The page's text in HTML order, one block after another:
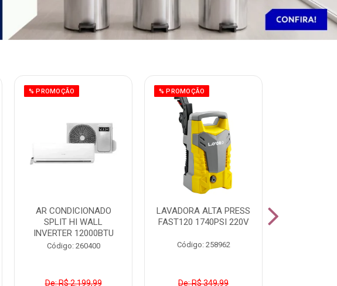
% PROMOÇÃO
AR CONDICIONADO
SPLIT HI WALL
INVERTER 12000BTU
Código: 260400
De: R$ 2.199,99
% PROMOÇÃO
LAVADORA ALTA PRESS
FAST120 1740PSI 220V
Código: 258962
De: R$ 349,99